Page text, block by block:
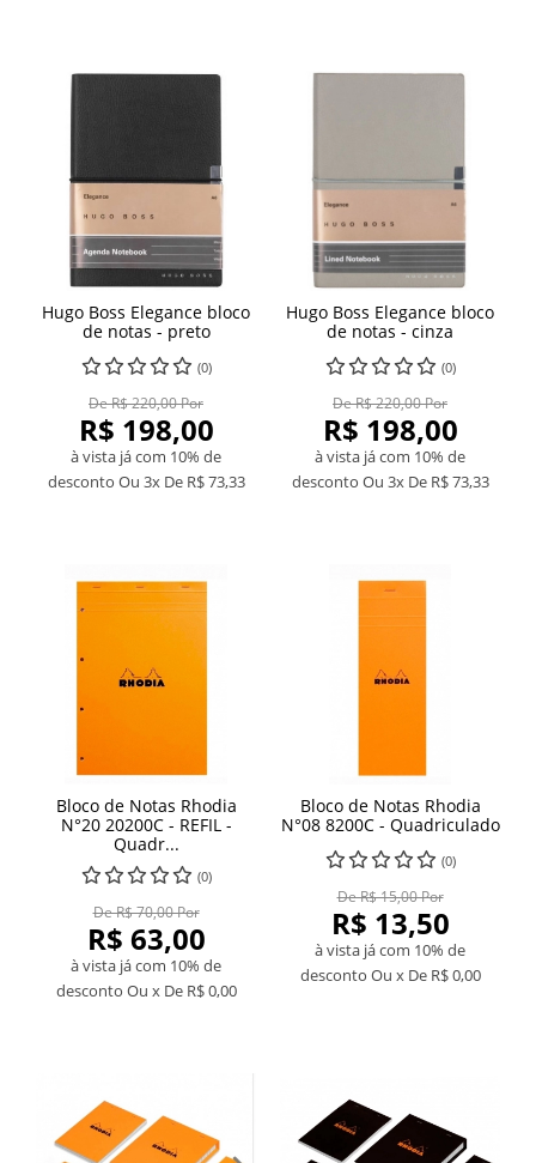
Hugo Boss Elegance bloco
de notas - preto
(0)
De R$ 220,00 Por
R$ 198,00
à vista já com 10% de
desconto Ou 3x De R$ 73,33
Hugo Boss Elegance bloco
de notas - cinza
(0)
De R$ 220,00 Por
R$ 198,00
à vista já com 10% de
desconto Ou 3x De R$ 73,33
Bloco de Notas Rhodia
N°20 20200C - REFIL -
Quadr...
(0)
De R$ 70,00 Por
R$ 63,00
à vista já com 10% de
desconto Ou x De R$ 0,00
Bloco de Notas Rhodia
N°08 8200C - Quadriculado
(0)
De R$ 15,00 Por
R$ 13,50
à vista já com 10% de
desconto Ou x De R$ 0,00